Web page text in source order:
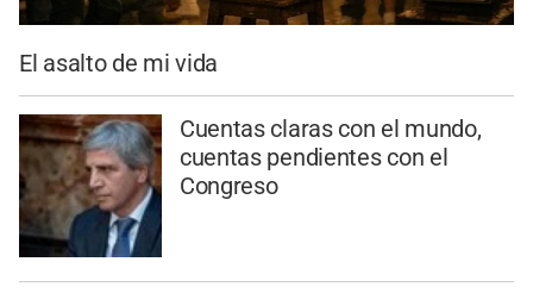
El asalto de mi vida
Cuentas claras con el mundo,
cuentas pendientes con el
Congreso